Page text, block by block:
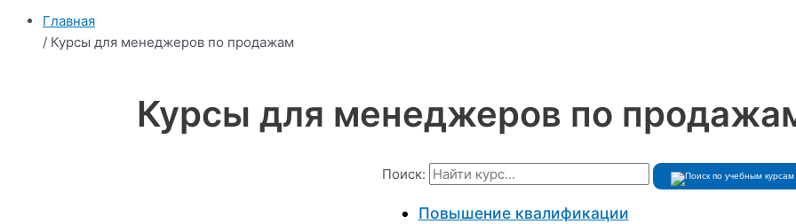
Главная
/ Курсы для менеджеров по продажам
Курсы для менеджеров по
Поиск:
Повышение квалификации